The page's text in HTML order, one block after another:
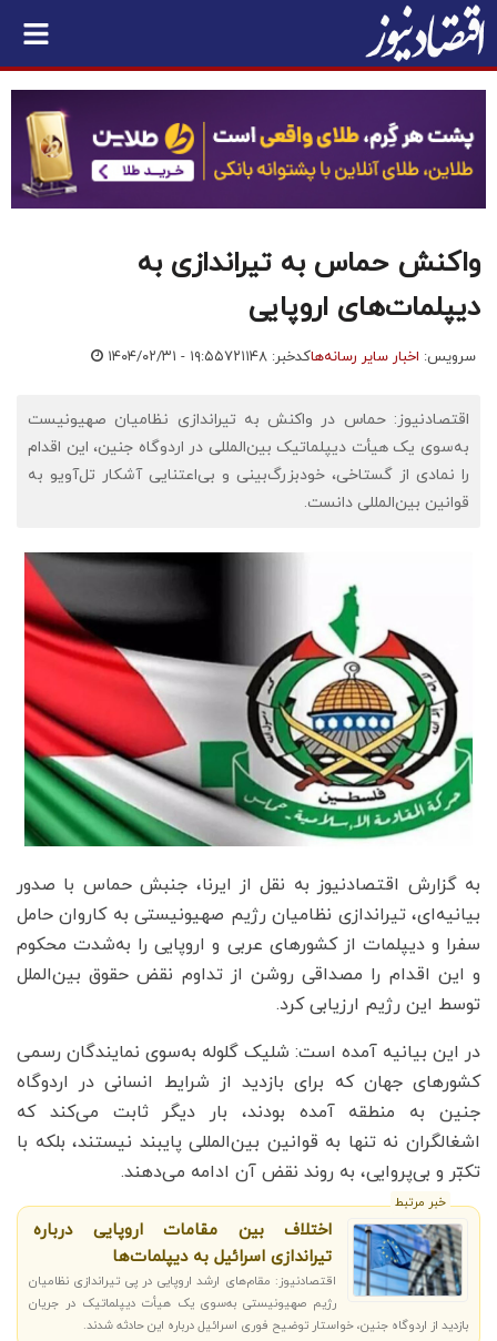
واکنش حماس به تیراندازی به
دیپلمات‌های اروپایی
سرویس: اخبار سایر رسانه‌هاکدخبر: ۷۲۱۱۴۸ ۱۴۰۴/۰۲/۳۱ - ۱۹:۵۵
اقتصادنیوز: حماس در واکنش به تیراندازی نظامیان صهیونیست
به‌سوی یک هیأت دیپلماتیک بین‌المللی در اردوگاه جنین، این اقدام
را نمادی از گستاخی، خودبزرگ‌بینی و بی‌اعتنایی آشکار تل‌آویو به
قوانین بین‌المللی دانست.
به گزارش اقتصادنیوز به نقل از ایرنا، جنبش حماس با صدور
بیانیه‌ای، تیراندازی نظامیان رژیم صهیونیستی به کاروان حامل
سفرا و دیپلمات از کشورهای عربی و اروپایی را به‌شدت محکوم
و این اقدام را مصداقی روشن از تداوم نقض حقوق بین‌الملل
توسط این رژیم ارزیابی کرد.
در این بیانیه آمده است: شلیک گلوله به‌سوی نمایندگان رسمی
کشورهای جهان که برای بازدید از شرایط انسانی در اردوگاه
جنین به منطقه آمده بودند، بار دیگر ثابت می‌کند که
اشغالگران نه تنها به قوانین بین‌المللی پایبند نیستند، بلکه با
تکبّر و بی‌پروایی، به روند نقض آن ادامه می‌دهند.
خبر مرتبط
اختلاف بین مقامات اروپایی درباره
تیراندازی اسرائیل به دیپلمات‌ها
اقتصادنیوز: مقام‌های ارشد اروپایی در پی تیراندازی نظامیان
رژیم صهیونیستی به‌سوی یک هیأت دیپلماتیک در جریان
بازدید از اردوگاه جنین، خواستار توضیح فوری اسرائیل درباره این حادثه شدند.